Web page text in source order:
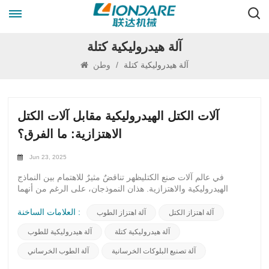
آلة هيدروليكية كتلة
/ آلة هيدروليكية كتلة
آلات الكتل الهيدروليكية مقابل آلات الكتل
الاهتزازية: ما الفرق؟
Jun 23, 2025
في عالم آلات صنع الكتليظهر تناقضٌ مثيرٌ للاهتمام بين النماذج
الهيدروليكية والاهتزازية. هذان النموذجان، على الرغم من أنهما
يتميزان بآلياتٍ مميزة تُميزهما. تعمل آلة الكتل الهيدروليكية بقوة
المادة بدقة وكفاءة. في المقابل، تعتمد آلة الكتل الاهتزازية على
الحركات التذبذبية لضغط خليط الخرسانة، مما يضمن تجانس الكثافة
والقوة.بالتعمق في اختلافاتها، تتميز آلة البلوك الهيدروليكية بمتانتها
العلامات الساخنة : آلة اهتزاز الطوب آلة اهتزاز الكتل
آلة هيدروليكية للطوب آلة هيدروليكية كتلة
آلة الطوب الخرساني آلة تصنيع البلوكات الخرسانية